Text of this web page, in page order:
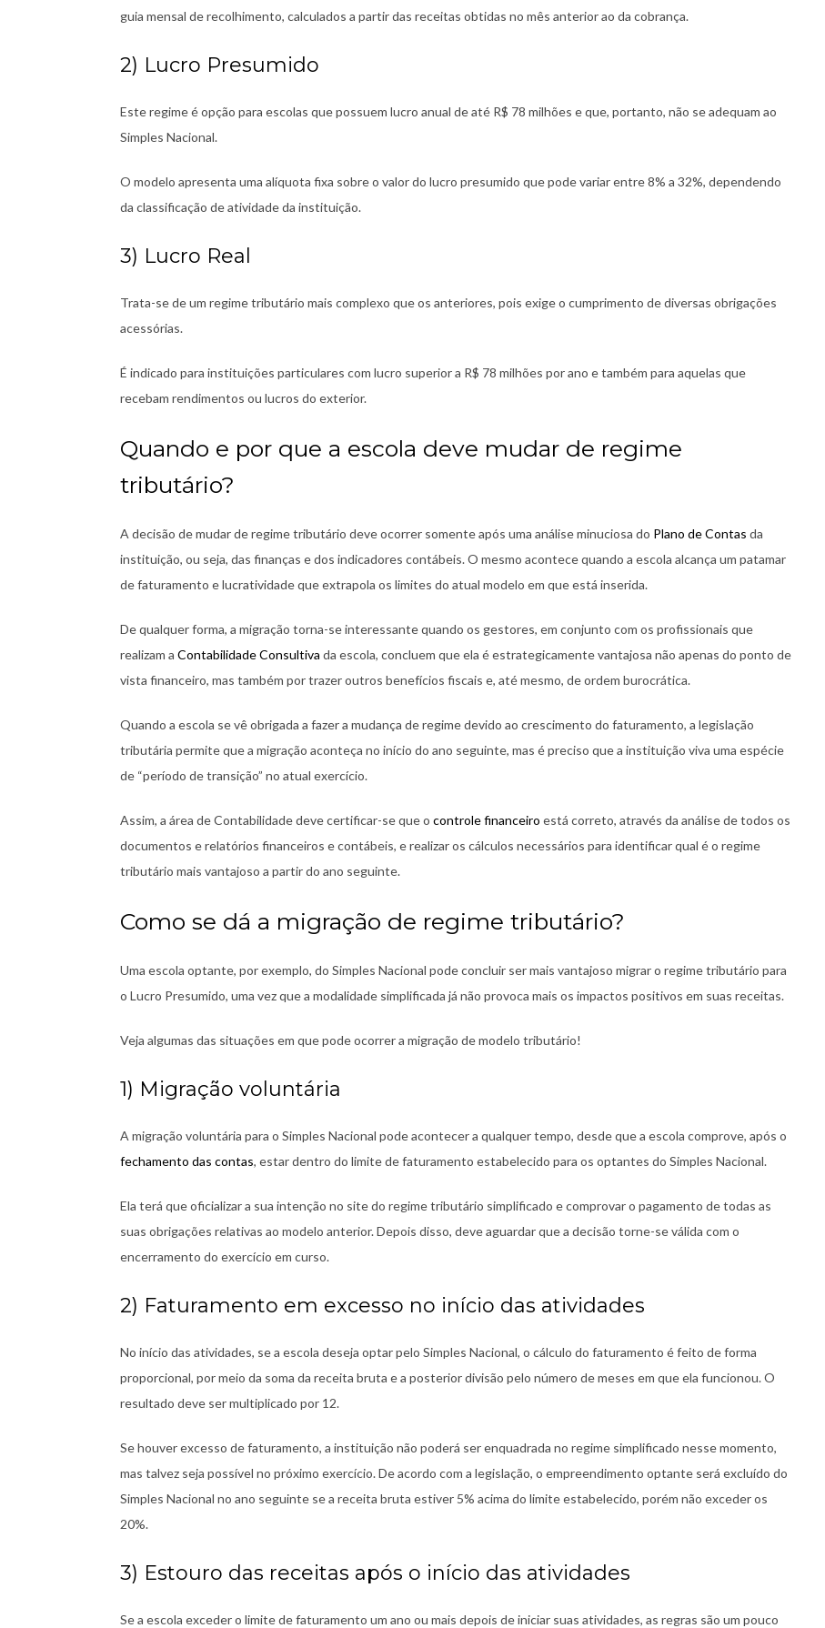
guia mensal de recolhimento, calculados a partir das receitas obtidas no mês anterior ao da cobrança.
2) Lucro Presumido
Este regime é opção para escolas que possuem lucro anual de até R$ 78 milhões e que, portanto, não se adequam ao
Simples Nacional.
O modelo apresenta uma alíquota fixa sobre o valor do lucro presumido que pode variar entre 8% a 32%, dependendo
da classificação de atividade da instituição.
3) Lucro Real
Trata-se de um regime tributário mais complexo que os anteriores, pois exige o cumprimento de diversas obrigações
acessórias.
É indicado para instituições particulares com lucro superior a R$ 78 milhões por ano e também para aquelas que
recebam rendimentos ou lucros do exterior.
Quando e por que a escola deve mudar de regime
tributário?
A decisão de mudar de regime tributário deve ocorrer somente após uma análise minuciosa do Plano de Contas da
instituição, ou seja, das finanças e dos indicadores contábeis. O mesmo acontece quando a escola alcança um patamar
de faturamento e lucratividade que extrapola os limites do atual modelo em que está inserida.
De qualquer forma, a migração torna-se interessante quando os gestores, em conjunto com os profissionais que
realizam a Contabilidade Consultiva da escola, concluem que ela é estrategicamente vantajosa não apenas do ponto de
vista financeiro, mas também por trazer outros benefícios fiscais e, até mesmo, de ordem burocrática.
Quando a escola se vê obrigada a fazer a mudança de regime devido ao crescimento do faturamento, a legislação
tributária permite que a migração aconteça no início do ano seguinte, mas é preciso que a instituição viva uma espécie
de “período de transição” no atual exercício.
Assim, a área de Contabilidade deve certificar-se que o controle financeiro está correto, através da análise de todos os
documentos e relatórios financeiros e contábeis, e realizar os cálculos necessários para identificar qual é o regime
tributário mais vantajoso a partir do ano seguinte.
Como se dá a migração de regime tributário?
Uma escola optante, por exemplo, do Simples Nacional pode concluir ser mais vantajoso migrar o regime tributário para
o Lucro Presumido, uma vez que a modalidade simplificada já não provoca mais os impactos positivos em suas receitas.
Veja algumas das situações em que pode ocorrer a migração de modelo tributário!
1) Migração voluntária
A migração voluntária para o Simples Nacional pode acontecer a qualquer tempo, desde que a escola comprove, após o
fechamento das contas, estar dentro do limite de faturamento estabelecido para os optantes do Simples Nacional.
Ela terá que oficializar a sua intenção no site do regime tributário simplificado e comprovar o pagamento de todas as
suas obrigações relativas ao modelo anterior. Depois disso, deve aguardar que a decisão torne-se válida com o
encerramento do exercício em curso.
2) Faturamento em excesso no início das atividades
No início das atividades, se a escola deseja optar pelo Simples Nacional, o cálculo do faturamento é feito de forma
proporcional, por meio da soma da receita bruta e a posterior divisão pelo número de meses em que ela funcionou. O
resultado deve ser multiplicado por 12.
Se houver excesso de faturamento, a instituição não poderá ser enquadrada no regime simplificado nesse momento,
mas talvez seja possível no próximo exercício. De acordo com a legislação, o empreendimento optante será excluído do
Simples Nacional no ano seguinte se a receita bruta estiver 5% acima do limite estabelecido, porém não exceder os
20%.
3) Estouro das receitas após o início das atividades
Se a escola exceder o limite de faturamento um ano ou mais depois de iniciar suas atividades, as regras são um pouco